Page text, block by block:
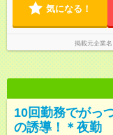
気になる！
掲載元企業名
10回勤務でがっ
の誘導！＊夜勤